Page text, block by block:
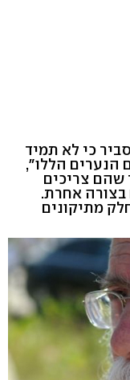
כי לא תמיד
הנערים הללו",
שהם צריכים
בצורה אחרת.
מתיקונים